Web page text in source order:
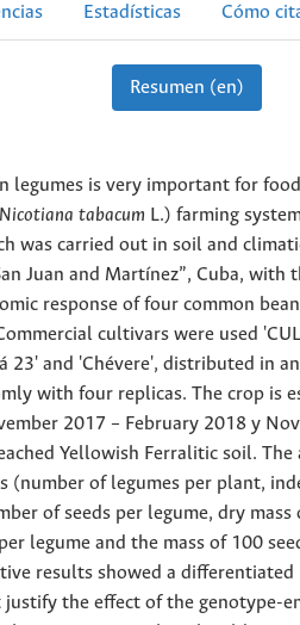
Estadísticas Cómo
Resumen (en)
legumes is very important for
Nicotiana tabacum L.) farming
was carried out in soil and
Juan and Martínez”, Cuba, with
response of four common
cultivars were used
23' and 'Chévere', distributed in
with four replicas. The crop is
2017 – February 2018 y
Yellowish Ferralitic soil.
(number of legumes per plant,
of seeds per legume, dry mass
legume and the mass of 100
results showed a differentiated
the effect of the genotype-